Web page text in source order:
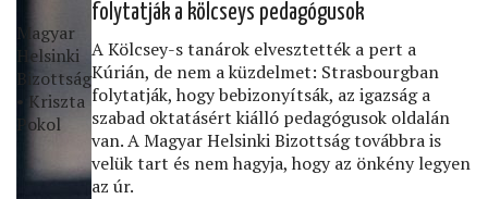
Magyar
Helsinki
Bizottság
• Kriszta
Pokol
folytatják a kölcseys pedagógusok
A Kölcsey-s tanárok elvesztették a pert a
Kúrián, de nem a küzdelmet: Strasbourgban
folytatják, hogy bebizonyítsák, az igazság a
szabad oktatásért kiálló pedagógusok oldalán
van. A Magyar Helsinki Bizottság továbbra is
velük tart és nem hagyja, hogy az önkény legyen
az úr.